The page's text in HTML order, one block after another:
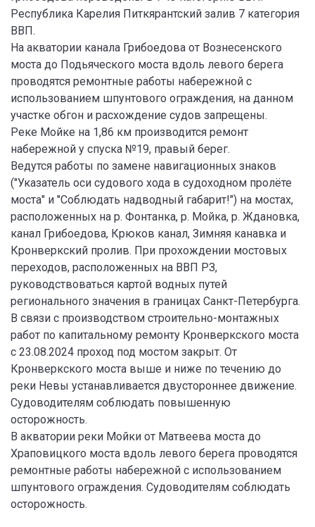
Республика Карелия Питкярантский залив 7 категория
ВВП.
На акватории канала Грибоедова от Вознесенского
моста до Подьяческого моста вдоль левого берега
проводятся ремонтные работы набережной с
использованием шпунтового ограждения, на данном
участке обгон и расхождение судов запрещены.
Реке Мойке на 1,86 км производится ремонт
набережной у спуска №19, правый берег.
Ведутся работы по замене навигационных знаков
("Указатель оси судового хода в судоходном пролёте
моста" и "Соблюдать надводный габарит!") на мостах,
расположенных на р. Фонтанка, р. Мойка, р. Ждановка,
канал Грибоедова, Крюков канал, Зимняя канавка и
Кронверкский пролив. При прохождении мостовых
переходов, расположенных на ВВП РЗ,
руководствоваться картой водных путей
регионального значения в границах Санкт-Петербурга.
В связи с производством строительно-монтажных
работ по капитальному ремонту Кронверкского моста
с 23.08.2024 проход под мостом закрыт. От
Кронверкского моста выше и ниже по течению до
реки Невы устанавливается двустороннее движение.
Судоводителям соблюдать повышенную
осторожность.
В акватории реки Мойки от Матвеева моста до
Храповицкого моста вдоль левого берега проводятся
ремонтные работы набережной с использованием
шпунтового ограждения. Судоводителям соблюдать
осторожность.